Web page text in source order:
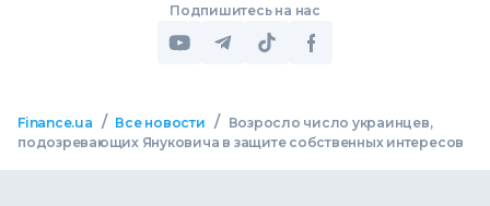
Подпишитесь на нас
Finance.ua / Все новости /
Возросло число украинцев,
подозревающих Януковича в защите собственных интересов